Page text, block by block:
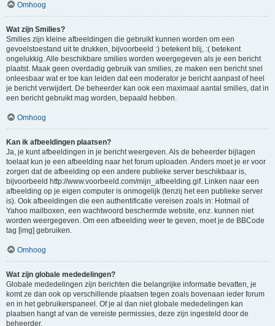
Omhoog
Wat zijn Smilies?
Smilies zijn kleine afbeeldingen die gebruikt kunnen worden om een
gevoelstoestand uit te drukken, bijvoorbeeld :) betekent blij, :( betekent
ongelukkig. Alle beschikbare smilies worden weergegeven als je een bericht
plaatst. Maak geen overdadig gebruik van smilies, ze maken een bericht snel
onleesbaar wat er toe kan leiden dat een moderator je bericht aanpast of heel
je bericht verwijdert. De beheerder kan ook een maximaal aantal smilies, dat in
een bericht gebruikt mag worden, bepaald hebben.
Omhoog
Kan ik afbeeldingen plaatsen?
Ja, je kunt afbeeldingen in je bericht weergeven. Als de beheerder bijlagen
toelaat kun je een afbeelding naar het forum uploaden. Anders moet je er voor
zorgen dat de afbeelding op een andere publieke server beschikbaar is,
bijvoorbeeld http://www.voorbeeld.com/mijn_afbeelding.gif. Linken naar een
afbeelding op je eigen computer is onmogelijk (tenzij het een publieke server
is). Ook afbeeldingen die een authentificatie vereisen zoals in: Hotmail of
Yahoo mailboxen, een wachtwoord beschermde website, enz. kunnen niet
worden weergegeven. Om een afbeelding weer te geven, moet je de BBCode
tag [img] gebruiken.
Omhoog
Wat zijn globale mededelingen?
Globale mededelingen zijn berichten die belangrijke informatie bevatten, je
komt ze dan ook op verschillende plaatsen tegen zoals bovenaan ieder forum
en in het gebruikerspaneel. Of je al dan niet globale mededelingen kan
plaatsen hangt af van de vereiste permissies, deze zijn ingesteld door de
beheerder.